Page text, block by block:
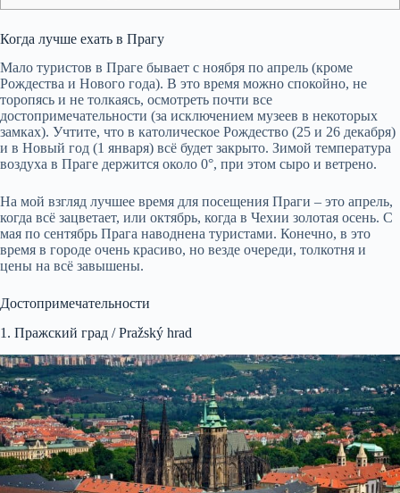
Когда лучше ехать в Прагу
Мало туристов в Праге бывает с ноября по апрель (кроме
Рождества и Нового года). В это время можно спокойно, не
торопясь и не толкаясь, осмотреть почти все
достопримечательности (за исключением музеев в некоторых
замках). Учтите, что в католическое Рождество (25 и 26 декабря)
и в Новый год (1 января) всё будет закрыто. Зимой температура
воздуха в Праге держится около 0°, при этом сыро и ветрено.
На мой взгляд лучшее время для посещения Праги – это апрель,
когда всё зацветает, или октябрь, когда в Чехии золотая осень. С
мая по сентябрь Прага наводнена туристами. Конечно, в это
время в городе очень красиво, но везде очереди, толкотня и
цены на всё завышены.
Достопримечательности
1. Пражский град / Pražský hrad